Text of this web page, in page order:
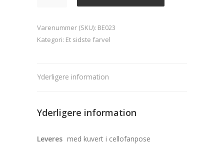
til
dig
for
Varenummer (SKU): BE023
Kategori: Et sidste farvel
Yderligere information
Yderligere information
Leveres med kuvert i cellofanpose